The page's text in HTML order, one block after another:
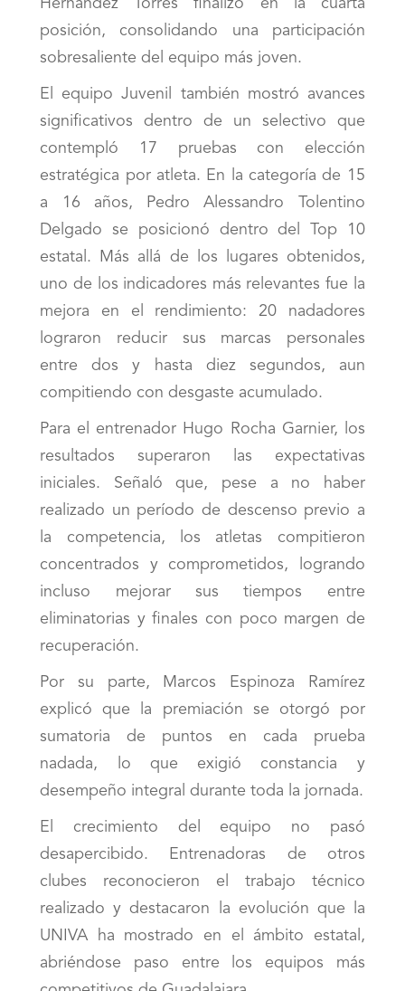
Hernández Torres finalizó en la cuarta
posición, consolidando una participación
sobresaliente del equipo más joven.
El equipo Juvenil también mostró avances
significativos dentro de un selectivo que
contempló 17 pruebas con elección
estratégica por atleta. En la categoría de 15
a 16 años, Pedro Alessandro Tolentino
Delgado se posicionó dentro del Top 10
estatal. Más allá de los lugares obtenidos,
uno de los indicadores más relevantes fue la
mejora en el rendimiento: 20 nadadores
lograron reducir sus marcas personales
entre dos y hasta diez segundos, aun
compitiendo con desgaste acumulado.
Para el entrenador Hugo Rocha Garnier, los
resultados superaron las expectativas
iniciales. Señaló que, pese a no haber
realizado un período de descenso previo a
la competencia, los atletas compitieron
concentrados y comprometidos, logrando
incluso mejorar sus tiempos entre
eliminatorias y finales con poco margen de
recuperación.
Por su parte, Marcos Espinoza Ramírez
explicó que la premiación se otorgó por
sumatoria de puntos en cada prueba
nadada, lo que exigió constancia y
desempeño integral durante toda la jornada.
El crecimiento del equipo no pasó
desapercibido. Entrenadoras de otros
clubes reconocieron el trabajo técnico
realizado y destacaron la evolución que la
UNIVA ha mostrado en el ámbito estatal,
abriéndose paso entre los equipos más